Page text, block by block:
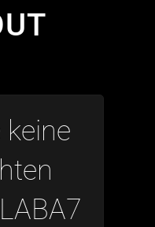
keine